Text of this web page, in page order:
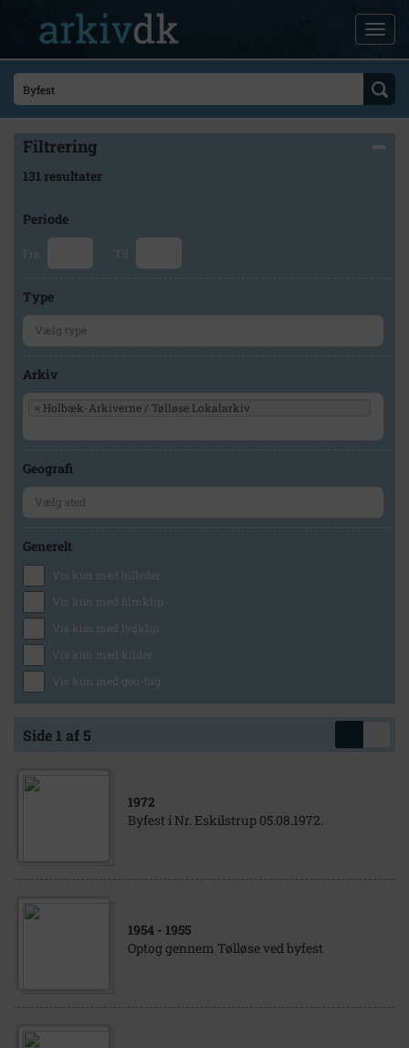
Filtrering
131 resultater
Periode
Fra Til
Type
Arkiv
× Holbæk-Arkiverne / Tølløse Lokalarkiv
Geografi
Generelt
Vis kun med billeder
Vis kun med filmklip
Vis kun med lydklip
Vis kun med kilder
Vis kun med geo-tag
Side 1 af 5
1972
Byfest i Nr. Eskilstrup 05.08.1972.
1954 - 1955
Optog gennem Tølløse ved byfest